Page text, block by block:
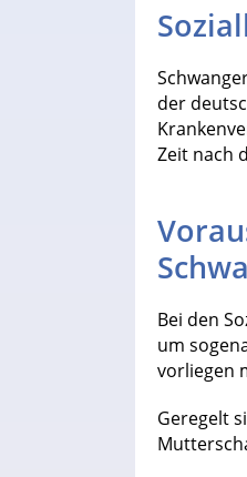
der
Zeit nach
Bei den
um
vorliegen
Geregelt